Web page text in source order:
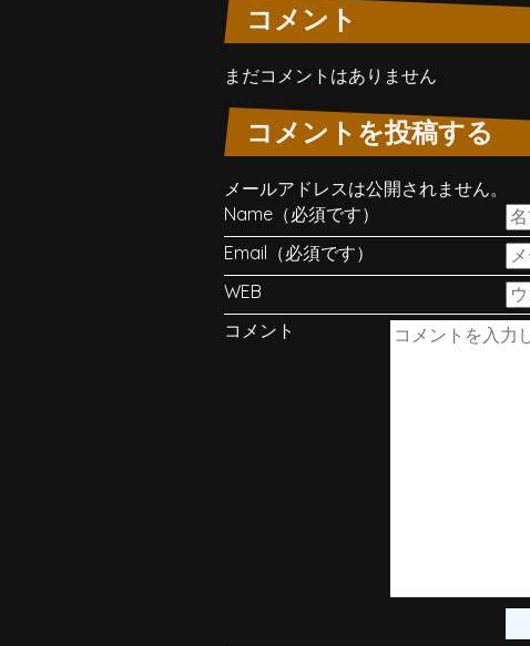
コメント
まだコメントはありません
コメントを投稿する
メールアドレスは公開されません。
Name（必須です）
Email（必須です）
WEB
コメント